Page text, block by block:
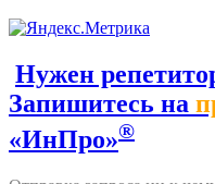
Нужен
Запишитесь на
«ИнПро»®